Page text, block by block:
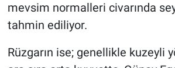
mevsim normalleri civarında
tahmin ediliyor.
Rüzgarın ise; genellikle kuzeyli
Nedir